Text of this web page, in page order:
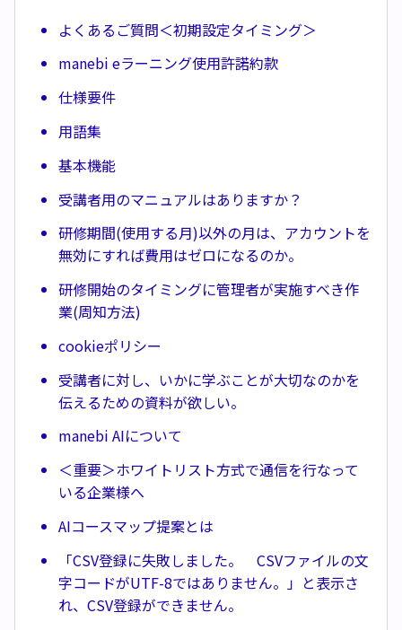
よくあるご質問＜初期設定タイミング＞
manebi eラーニング使用許諾約款
仕様要件
用語集
基本機能
受講者用のマニュアルはありますか？
研修期間(使用する月)以外の月は、アカウントを
無効にすれば費用はゼロになるのか。
研修開始のタイミングに管理者が実施すべき作
業(周知方法)
cookieポリシー
受講者に対し、いかに学ぶことが大切なのかを
伝えるための資料が欲しい。
manebi AIについて
＜重要＞ホワイトリスト方式で通信を行なって
いる企業様へ
AIコースマップ提案とは
「CSV登録に失敗しました。 CSVファイルの文
字コードがUTF-8ではありません。」と表示さ
れ、CSV登録ができません。